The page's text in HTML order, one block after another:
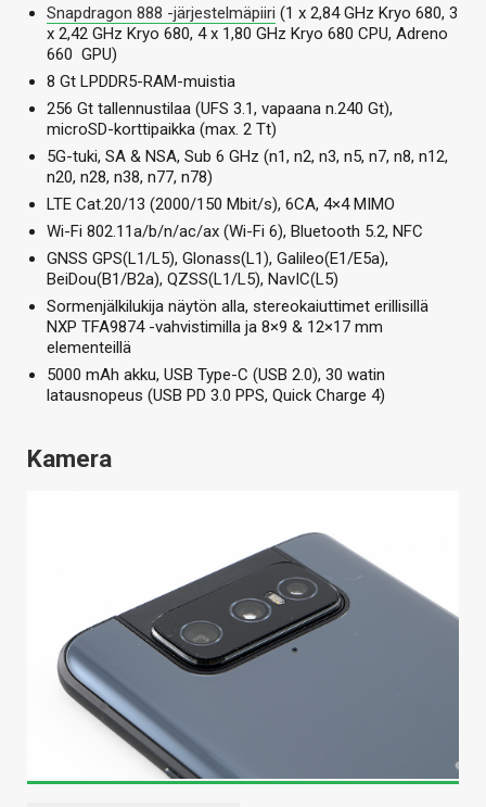
Snapdragon 888 -järjestelmäpiiri (1 x 2,84 GHz Kryo 680, 3
x 2,42 GHz Kryo 680, 4 x 1,80 GHz Kryo 680 CPU, Adreno
660 GPU)
8 Gt LPDDR5-RAM-muistia
256 Gt tallennustilaa (UFS 3.1, vapaana n.240 Gt),
microSD-korttipaikka (max. 2 Tt)
5G-tuki, SA & NSA, Sub 6 GHz (n1, n2, n3, n5, n7, n8, n12,
n20, n28, n38, n77, n78)
LTE Cat.20/13 (2000/150 Mbit/s), 6CA, 4×4 MIMO
Wi-Fi 802.11a/b/n/ac/ax (Wi-Fi 6), Bluetooth 5.2, NFC
GNSS GPS(L1/L5), Glonass(L1), Galileo(E1/E5a),
BeiDou(B1/B2a), QZSS(L1/L5), NavIC(L5)
Sormenjälkilukija näytön alla, stereokaiuttimet erillisillä
NXP TFA9874 -vahvistimilla ja 8×9 & 12×17 mm
elementeillä
5000 mAh akku, USB Type-C (USB 2.0), 30 watin
latausnopeus (USB PD 3.0 PPS, Quick Charge 4)
Kamera